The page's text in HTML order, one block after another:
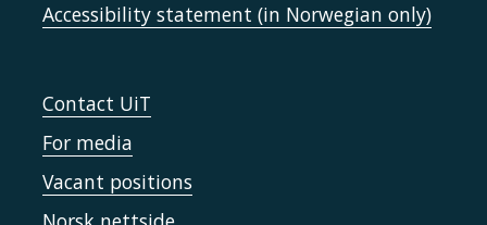
Accessibility statement (in Norwegian only)
Contact UiT
For media
Vacant positions